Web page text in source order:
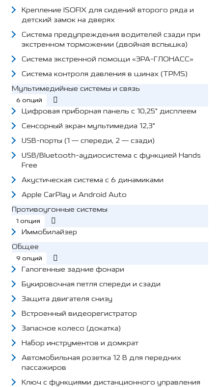
Крепление ISOFIX для сидений второго ряда и
детский замок на дверях
Система предупреждения водителей сзади при
экстренном торможении (двойная вспышка)
Система экстренной помощи «ЭРА-ГЛОНАСС»
Система контроля давления в шинах (TPMS)
Мультимедийные системы и связь
6 опций
Цифровая приборная панель с 10,25" дисплеем
Сенсорный экран мультимедиа 12,3"
USB-порты (1 — спереди, 2 — сзади)
USB/Bluetooth-аудиосистема с функцией Hands
Free
Акустическая система с 6 динамиками
Apple CarPlay и Android Auto
Противоугонные системы
1 опция
Иммобилайзер
Общее
9 опций
Галогенные задние фонари
Букировочная петля спереди и сзади
Защита двигателя снизу
Встроенный видеорегистратор
Запасное колесо (докатка)
Набор инструментов и домкрат
Автомобильная розетка 12 В для передних
пассажиров
Ключ с функциями дистанционного управления